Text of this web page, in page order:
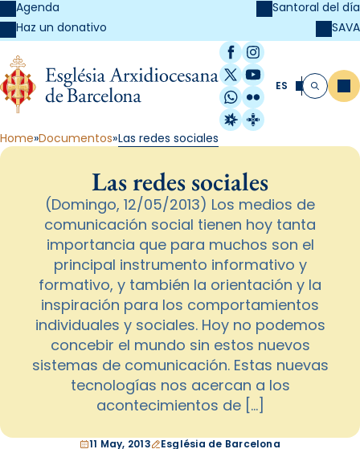
Agenda
Haz un donativo
Santoral del día
SAVA
Facebook
Instagram
X / Twitter
YouTube
WhatsApp
Flickr
Radio Estel
Catalunya
ES Buscar
Home Documentos Las redes sociales
Las redes sociales
(Domingo, 12/05/2013) Los medios de
comunicación social tienen hoy tanta
importancia que para muchos son el
principal instrumento informativo y
formativo, y también la orientación y la
inspiración para los comportamientos
individuales y sociales. Hoy no podemos
concebir el mundo sin estos nuevos
sistemas de comunicación. Estas nuevas
tecnologías nos acercan a los
acontecimientos de […]
11 May, 2013 Església de Barcelona